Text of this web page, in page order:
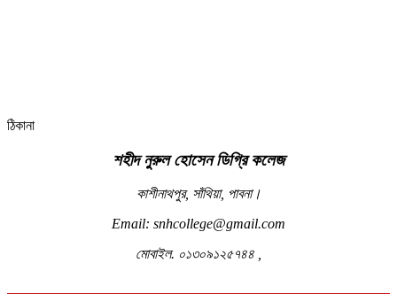
ঠিকানা
শহীদ নুরুল হোসেন ডিগ্রি কলেজ
কাশীনাথপুর, সাঁথিয়া, পাবনা।
Email: snhcollege@gmail.com
মোবাইল. ০১৩০৯১২৫৭৪৪ ,